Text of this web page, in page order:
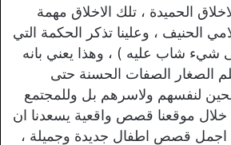
الحميدة ، تلك الاخلاق مهمة
الحنيف ، وعلينا تذكر الحكمة التي
شاب عليه ) ، وهذا يعني بانه
الصغار الصفات الحسنة حتى
لنفسهم ولاسرهم بل وللمجتمع
خلال موقعنا قصص واقعية يسعدنا ان
اجمل قصص اطفال جديدة وجميلة ،